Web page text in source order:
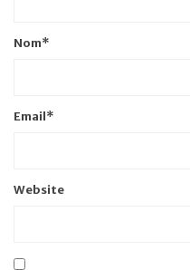
Nom*
Email*
Website